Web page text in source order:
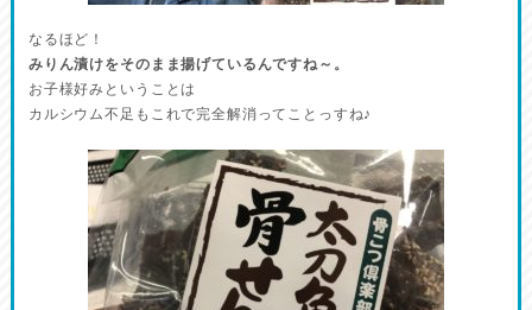
なるほど！
みりん漬けをそのまま揚げているんですね～。
お子様好みということは
カルシウム不足もこれで完全解消ってことっすね♪